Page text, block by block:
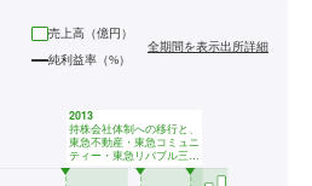
売上高（億円）
純利益率（%）
全期間を表示出所詳細